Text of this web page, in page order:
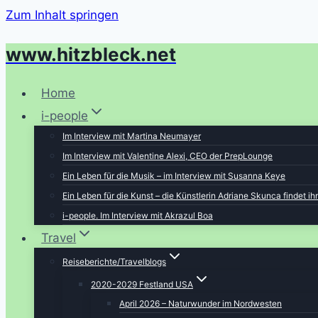
Zum Inhalt springen
www.hitzbleck.net
Home
i-people
Im Interview mit Martina Neumayer
Im Interview mit Valentine Alexi, CEO der PrepLounge
Ein Leben für die Musik – im Interview mit Susanna Keye
Ein Leben für die Kunst – die Künstlerin Adriane Skunca findet
i-people. Im Interview mit Akrazul Boa
Travel
Reiseberichte/Travelblogs
2020-2029 Festland USA
April 2026 – Naturwunder im Nordwesten